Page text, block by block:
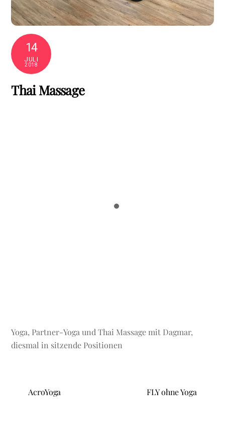
14
JULI
2018
Thai Massage
Yoga, Partner-Yoga und Thai Massage mit Dagmar,
diesmal in sitzende Positionen
AcroYoga FLY ohne Yoga